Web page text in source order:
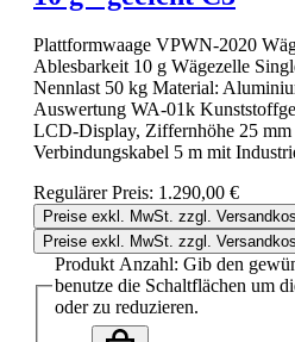
Plattformwaage VPWN-2020
Ablesbarkeit 10 g Wägezelle
Nennlast 50 kg Material:
Auswertung WA-01k
LCD-Display, Ziffernhöhe 25
Verbindungskabel 5 m mit
Regulärer Preis: 1.290,00 €
Preise exkl. MwSt. zzgl.
Preise exkl. MwSt. zzgl.
Produkt Anzahl: Gib den
benutze die Schaltflächen um
oder zu reduzieren.